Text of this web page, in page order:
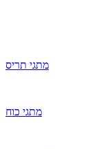
מתגי תריס
מתגי כוח